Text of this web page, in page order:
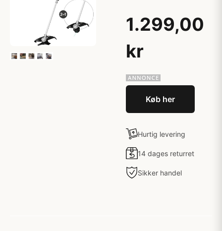
1.299,00
kr
Køb her
Hurtig levering
14 dages returret
Sikker handel